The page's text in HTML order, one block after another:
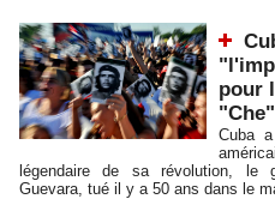
pour
"Che"
Cuba
légendaire de sa révolution, le
Guevara, tué il y a 50 ans dans le